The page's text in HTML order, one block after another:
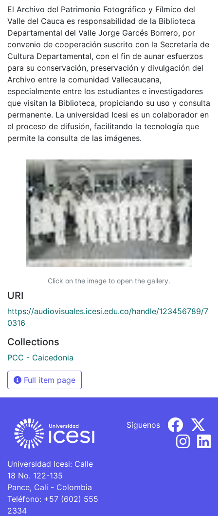
El Archivo del Patrimonio Fotográfico y Fílmico del
Valle del Cauca es responsabilidad de la Biblioteca
Departamental del Valle Jorge Garcés Borrero, por
convenio de cooperación suscrito con la Secretaría de
Cultura Departamental, con el fin de aunar esfuerzos
para su conservación, preservación y divulgación del
Archivo entre la comunidad Vallecaucana,
especialmente entre los estudiantes e investigadores
que visitan la Biblioteca, propiciando su uso y consulta
permanente. La universidad Icesi es un colaborador en
el proceso de difusión, facilitando la tecnología que
permite la consulta de las imágenes.
Click on the image to open the gallery.
URI
https://audiovisuales.icesi.edu.co/handle/123456789/7
0316
Collections
PCC - Caicedonia
Full item page
Universidad Icesi: Calle
18 No. 122-135
Pance, Cali - Colombia
Teléfono: +57 (602) 555
2334
Síguenos